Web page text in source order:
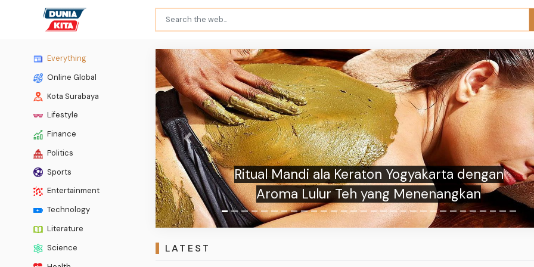
Everything
Online Global
Kota Surabaya
Lifestyle
Finance
Politics
Sports
Entertainment
Technology
Literature
Science
Nikita Willy Terharu Kunjungi Masjid Indonesia
Pertama di Kanada, Merasa Seperti Pulang
Previous
LATEST